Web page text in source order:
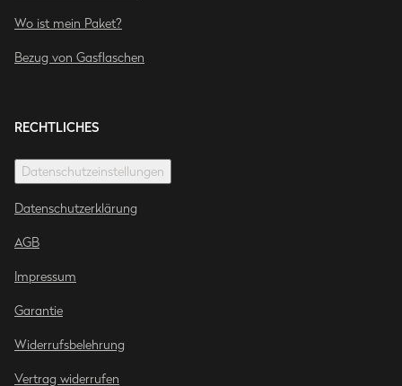
Wo ist mein Paket?
Bezug von Gasflaschen
RECHTLICHES
Datenschutzeinstellungen
Datenschutzerklärung
AGB
Impressum
Garantie
Widerrufsbelehrung
Vertrag widerrufen